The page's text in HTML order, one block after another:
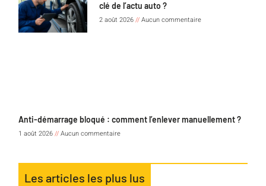
clé de l’actu auto ?
2 août 2026 Aucun commentaire
Anti-démarrage bloqué : comment l’enlever manuellement ?
1 août 2026
Aucun commentaire
Les articles les plus lus